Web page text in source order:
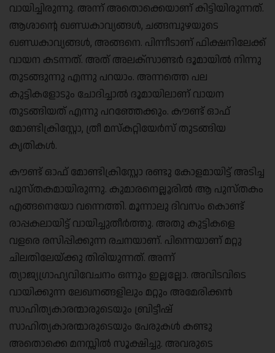
വായിച്ചിരുന്നു. അന്ന് അതൊക്കെയാണ് കിട്ടിയിരുന്നത്.
ആശാൻ്റെ ഖണ്ഡകാവ്യങ്ങൾ, ചങ്ങമ്പുഴയുടെ
ഖണ്ഡകാവ്യങ്ങൾ, അങ്ങനെ. പിന്നീടാണ് ഫിക്ഷനിലേക്ക്
വായന കടന്നത്. അത് അലക്‌സാണ്ടർ ദൂമായിൽ നിന്നു
തുടങ്ങുന്നു എന്നു പറയാം. അന്നത്തെ പല
കുട്ടികളോടും ചോദിച്ചാൽ ദൂമായിലാണ് വായന
തുടങ്ങിയത് എന്നു പറഞ്ഞേക്കും. കൗണ്ട് ഓഫ്
മോണ്ടിക്രിസ്റ്റോ, ത്രീ മസ്‌കറ്റിയേർസ് തുടങ്ങിയ
കൃതികൾ.
കൗണ്ട് ഓഫ് മോണ്ടിക്രിസ്റ്റോ രണ്ടു കോളമായിട്ട് അടിച്ച
പുസ്തകമായിരുന്നു. കുമാരനെല്ലൂരിൽ ആ പുസ്തകം
എങ്ങനെയോ വന്നെത്തി. മൂന്നാലു ദിവസം കൊണ്ട്
രാപ്പകലായിട്ട് വായിച്ചുതീർത്തു. അതു കുട്ടികളെ
വളരെ രസിപ്പിക്കുന്ന രചനയാണ്. പിന്നെയാണ് മറ്റു
ചിലതിലേയ്ക്കു തിരിയുന്നത്. അന്ന്
ത്യാജ്യഗ്രാഹ്യവിവേചനം ഒന്നും ഇല്ലല്ലോ. അവിടവിടെ
വായിക്കുന്ന ലേഖനങ്ങളിലും മറ്റും അമേരിക്കൻ
സാഹിത്യകാരന്മാരുടെയും ബ്രിട്ടീഷ്
സാഹിത്യകാരന്മാരുടെയും പേരുകൾ കണ്ടു
അതൊക്കെ മനസ്സിൽ സൂക്ഷിച്ചു. അവരുടെ